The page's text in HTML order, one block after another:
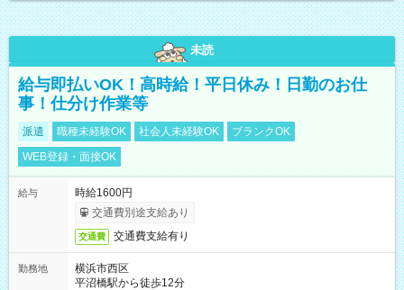
未読
給与即払いOK！高時給！平日休み！日勤のお仕
事！仕分け作業等
派遣 職種未経験OK 社会人未経験OK
ブランクOK
WEB登録・面接OK
給与
時給1600円
交通費別途支給あり
交通費 交通費支給有り
勤務地
横浜市西区
平沼橋駅から徒歩12分